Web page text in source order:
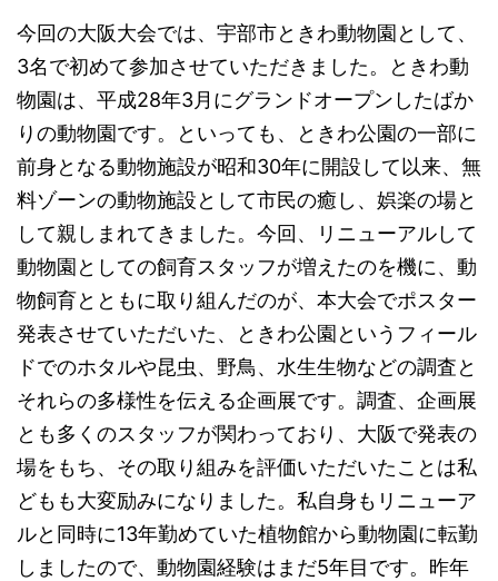
今回の大阪大会では、宇部市ときわ動物園として、
3名で初めて参加させていただきました。ときわ動
物園は、平成28年3月にグランドオープンしたばか
りの動物園です。といっても、ときわ公園の一部に
前身となる動物施設が昭和30年に開設して以来、無
料ゾーンの動物施設として市民の癒し、娯楽の場と
して親しまれてきました。今回、リニューアルして
動物園としての飼育スタッフが増えたのを機に、動
物飼育とともに取り組んだのが、本大会でポスター
発表させていただいた、ときわ公園というフィール
ドでのホタルや昆虫、野鳥、水生生物などの調査と
それらの多様性を伝える企画展です。調査、企画展
とも多くのスタッフが関わっており、大阪で発表の
場をもち、その取り組みを評価いただいたことは私
どもも大変励みになりました。私自身もリニューア
ルと同時に13年勤めていた植物館から動物園に転勤
しましたので、動物園経験はまだ5年目です。昨年